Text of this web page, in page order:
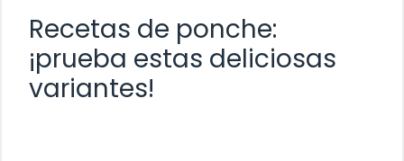
Recetas de ponche:
¡prueba estas deliciosas
variantes!